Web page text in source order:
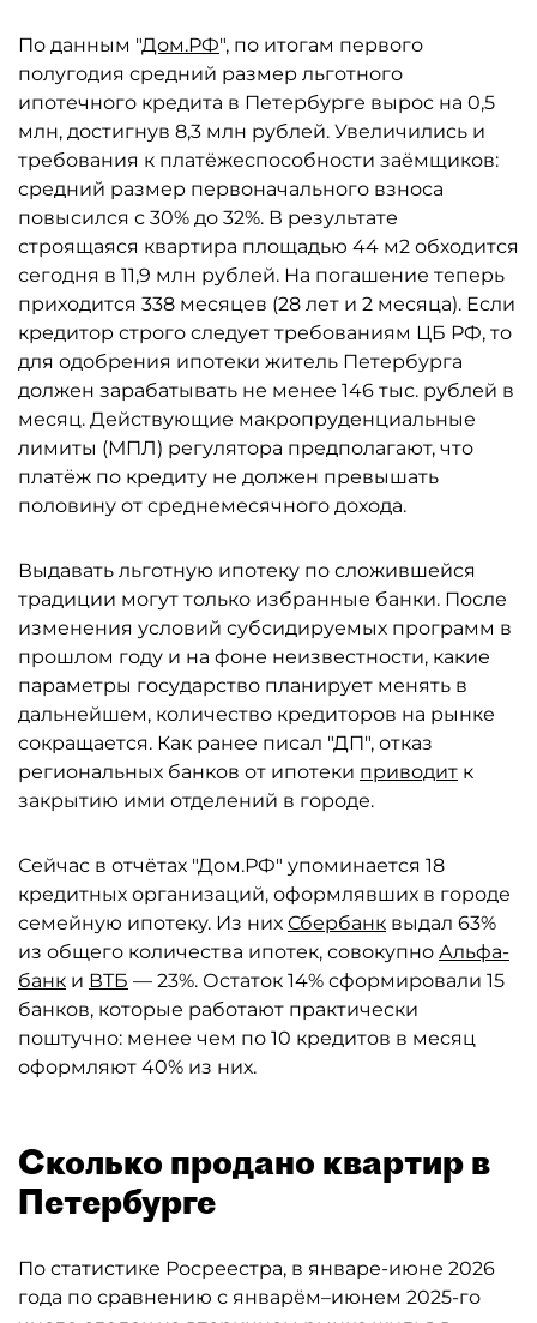
По данным "Дом.РФ", по итогам первого
полугодия средний размер льготного
ипотечного кредита в Петербурге вырос на 0,5
млн, достигнув 8,3 млн рублей. Увеличились и
требования к платёжеспособности заёмщиков:
средний размер первоначального взноса
повысился с 30% до 32%. В результате
строящаяся квартира площадью 44 м2 обходится
сегодня в 11,9 млн рублей. На погашение теперь
приходится 338 месяцев (28 лет и 2 месяца). Если
кредитор строго следует требованиям ЦБ РФ, то
для одобрения ипотеки житель Петербурга
должен зарабатывать не менее 146 тыс. рублей в
месяц. Действующие макропруденциальные
лимиты (МПЛ) регулятора предполагают, что
платёж по кредиту не должен превышать
половину от среднемесячного дохода.
Выдавать льготную ипотеку по сложившейся
традиции могут только избранные банки. После
изменения условий субсидируемых программ в
прошлом году и на фоне неизвестности, какие
параметры государство планирует менять в
дальнейшем, количество кредиторов на рынке
сокращается. Как ранее писал "ДП", отказ
региональных банков от ипотеки приводит к
закрытию ими отделений в городе.
Сейчас в отчётах "Дом.РФ" упоминается 18
кредитных организаций, оформлявших в городе
семейную ипотеку. Из них Сбербанк выдал 63%
из общего количества ипотек, совокупно Альфа-
банк и ВТБ — 23%. Остаток 14% сформировали 15
банков, которые работают практически
поштучно: менее чем по 10 кредитов в месяц
оформляют 40% из них.
Сколько продано квартир в
Петербурге
По статистике Росреестра, в январе-июне 2026
года по сравнению с январём–июнем 2025-го